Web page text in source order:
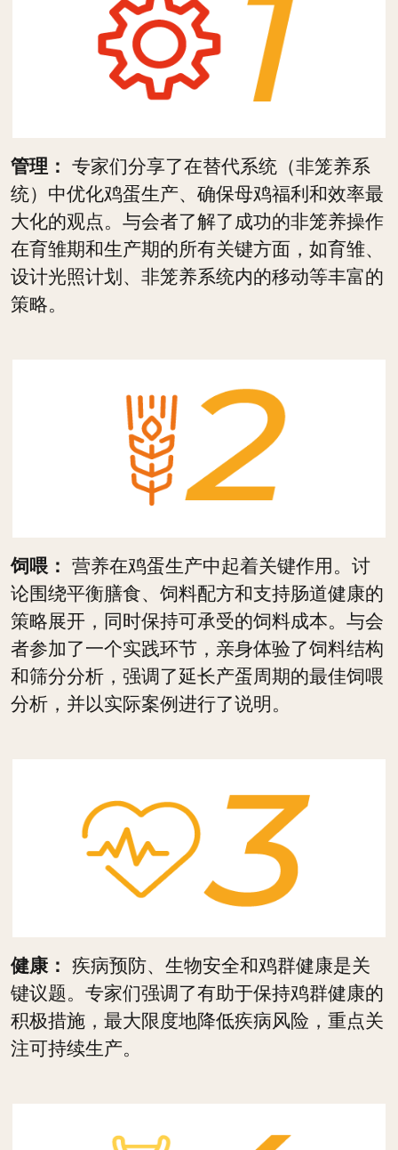
管理： 专家们分享了在替代系统（非笼养系
统）中优化鸡蛋生产、确保母鸡福利和效率最
大化的观点。与会者了解了成功的非笼养操作
在育雏期和生产期的所有关键方面，如育雏、
设计光照计划、非笼养系统内的移动等丰富的
策略。
饲喂： 营养在鸡蛋生产中起着关键作用。讨
论围绕平衡膳食、饲料配方和支持肠道健康的
策略展开，同时保持可承受的饲料成本。与会
者参加了一个实践环节，亲身体验了饲料结构
和筛分分析，强调了延长产蛋周期的最佳饲喂
分析，并以实际案例进行了说明。
健康： 疾病预防、生物安全和鸡群健康是关
键议题。专家们强调了有助于保持鸡群健康的
积极措施，最大限度地降低疾病风险，重点关
注可持续生产。